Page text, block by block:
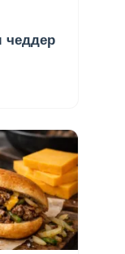
чеддер